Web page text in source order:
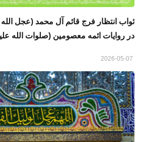
ثواب انتظار فرج قائم آل محمد (عجل
در روایات ائمه معصومین (صلوات الله